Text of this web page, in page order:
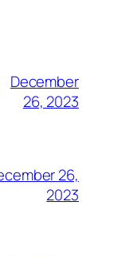
December
26, 2023
26,
2023